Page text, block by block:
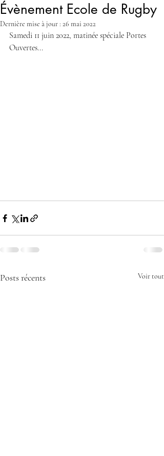
Évènement Ecole de Rugby
Dernière mise à jour : 26 mai 2022
Samedi 11 juin 2022, matinée spéciale Portes
Ouvertes...
Posts récents Voir tout